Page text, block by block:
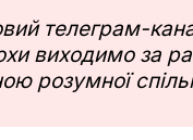
телеграм-
виходимо за
розумної